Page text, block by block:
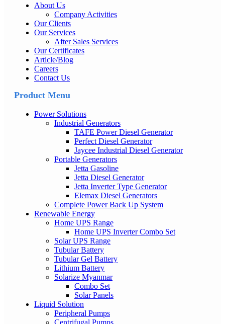
About Us
Company Activities
Our Clients
Our Services
After Sales Services
Our Certificates
Article/Blog
Careers
Contact Us
Product Menu
Power Solutions
Industrial Generators
TAFE Power Diesel Generator
Perfect Diesel Generator
Jaycee Industrial Diesel Generator
Portable Generators
Jetta Gasoline
Jetta Diesel Generator
Jetta Inverter Type Generator
Elemax Diesel Generators
Complete Power Back Up System
Renewable Energy
Home UPS Range
Home UPS Inverter Combo Set
Solar UPS Range
Tubular Battery
Tubular Gel Battery
Lithium Battery
Solarize Myanmar
Combo Set
Solar Panels
Liquid Solution
Peripheral Pumps
Centrifugal Pumps